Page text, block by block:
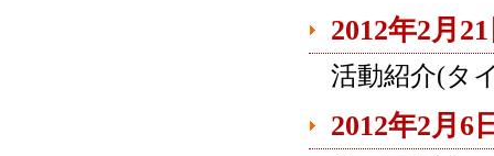
2012年2月
活動紹介(タ
2012年2月6